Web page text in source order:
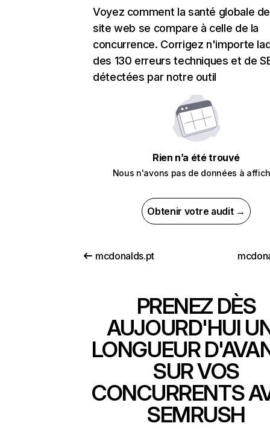
Voyez comment la santé globale
site web se compare à celle de la
concurrence. Corrigez n'importe
des 130 erreurs techniques et de
détectées par notre outil
Rien n’a été trouvé
Nous n'avons pas de données à
Obtenir votre audit →
mcdonalds.pt
PRENEZ DÈS
AUJOURD'HUI
LONGUEUR
SUR VOS
CONCURRENTS
SEMRUSH